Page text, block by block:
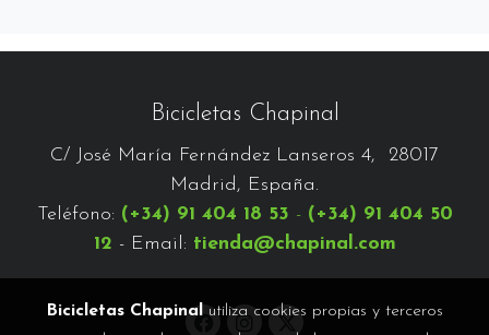
Bicicletas Chapinal
C/ José María Fernández Lanseros 4, 28017
Madrid, España.
Teléfono: (+34) 91 404 18 53 - (+34) 91 404 50
12 - Email: tienda@chapinal.com
Bicicletas Chapinal
utiliza cookies propias y terceros